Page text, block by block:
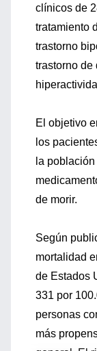
clínicos de
tratamiento
trastorno
trastorno de
El objetivo
los
la
de morir.
Según
mortalidad
de Estados
331 por
personas
más